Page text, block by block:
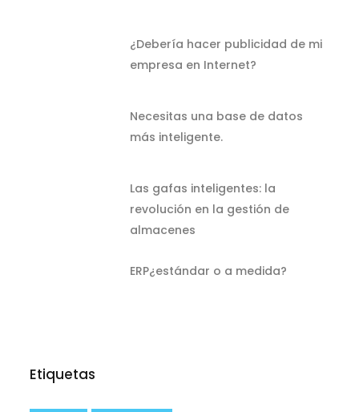
¿Debería hacer publicidad de mi
empresa en Internet?
Necesitas una base de datos
más inteligente.
Las gafas inteligentes: la
revolución en la gestión de
almacenes
ERP¿estándar o a medida?
Etiquetas